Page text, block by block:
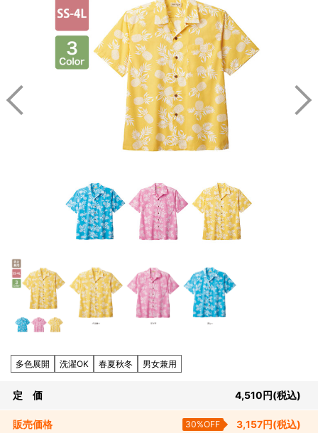
多色展開 洗濯OK 春夏秋冬 男女兼用
定 価 4,510 円(税込)
販売価格 30%OFF 3,157円(税込)